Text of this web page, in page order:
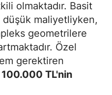
olmaktadır. Basit
düşük maliyetliyken,
geometrilere
Özel
gerektiren
100.000 TL'nin